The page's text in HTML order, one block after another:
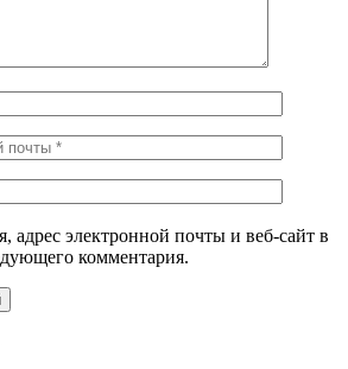
адрес электронной почты и веб-сайт в
комментария.